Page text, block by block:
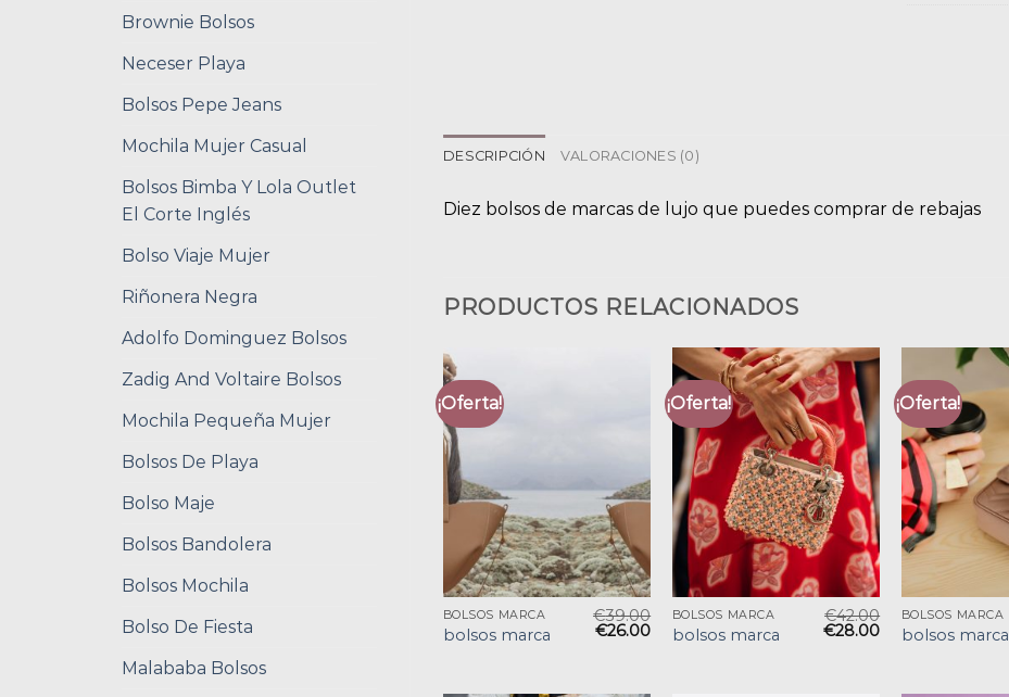
Brownie Bolsos
Neceser Playa
Bolsos Pepe Jeans
Mochila Mujer Casual
Bolsos Bimba Y Lola Outlet
El Corte Inglés
Bolso Viaje Mujer
Riñonera Negra
Adolfo Dominguez Bolsos
Zadig And Voltaire Bolsos
Mochila Pequeña Mujer
Bolsos De Playa
Bolso Maje
Bolsos Bandolera
Bolsos Mochila
Bolso De Fiesta
Malababa Bolsos
DESCRIPCIÓN VALORACIONES (0)
Diez bolsos de marcas de lujo que puedes comprar de rebajas
PRODUCTOS RELACIONADOS
¡Oferta!
BOLSOS MARCA
bolsos marca
€39.00
€26.00
¡Oferta!
BOLSOS MARCA
bolsos marca
€42.00
€28.00
¡Oferta!
BOLSOS MARCA
bolsos marca